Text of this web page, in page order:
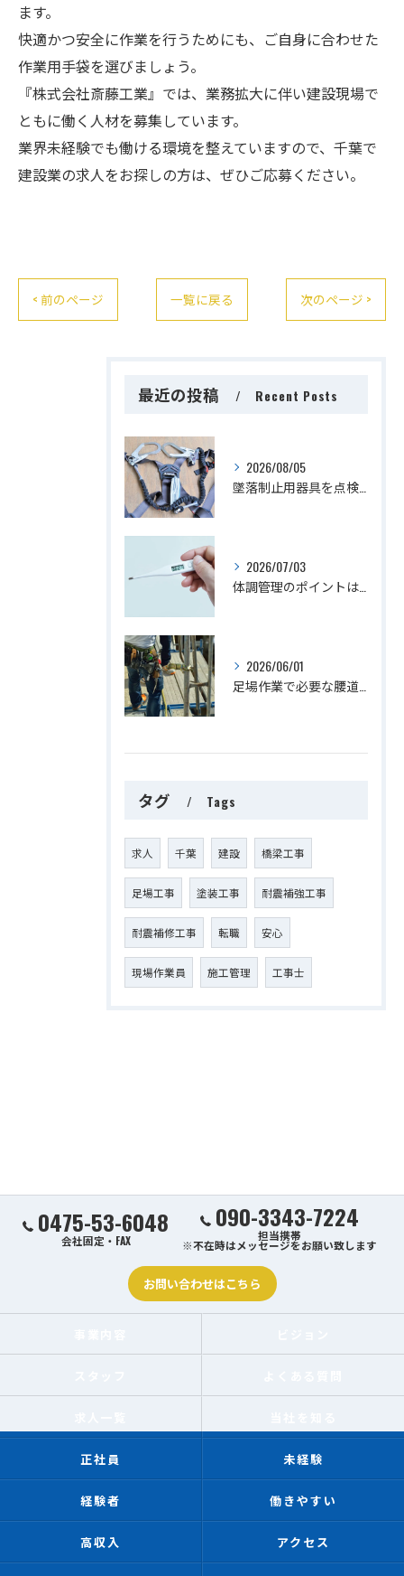
ます。
快適かつ安全に作業を行うためにも、ご自身に合わせた
作業用手袋を選びましょう。
『株式会社斎藤工業』では、業務拡大に伴い建設現場で
ともに働く人材を募集しています。
業界未経験でも働ける環境を整えていますので、千葉で
建設業の求人をお探しの方は、ぜひご応募ください。
< 前のページ 一覧に戻る 次のページ >
最近の投稿 Recent Posts
2026/08/05
2026/07/03
2026/06/01
タグ Tags
求人 千葉 建設 橋梁工事
足場工事 塗装工事 耐震補強工事
耐震補修工事 転職 安心
現場作業員 施工管理 工事士
0475-53-6048
会社固定・FAX
090-3343-7224
担当携帯
※不在時はメッセージをお願い致します
お問い合わせはこちら
正社員 未経験
経験者 働きやすい
高収入 アクセス